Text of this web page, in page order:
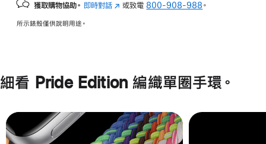
獲取購物協助。 即時對話 (以 或致電 800-908-988 。
所示錶殼僅供說明用途。
細看 Pride Edition 編織單圈手環。